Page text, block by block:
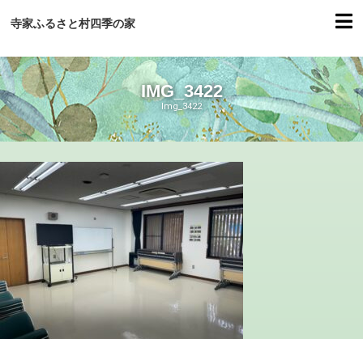
寺家ふるさと村四季の家
IMG_3422
Img_3422